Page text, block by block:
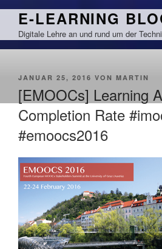
Zum
springen
E-LEARNING
Digitale Lehre an und rund um der
VERÖFFENTLICHT
JANUAR 25, 2016 VON MARTIN
[EMOOCs] Learning
Completion Rate
#emoocs2016